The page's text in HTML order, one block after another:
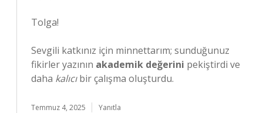
Tolga!
Sevgili katkınız için minnettarım; sunduğunuz
fikirler yazının akademik değerini pekiştirdi ve
daha kalıcıbir çalışma oluşturdu.
Temmuz 4, 2025 Yanıtla